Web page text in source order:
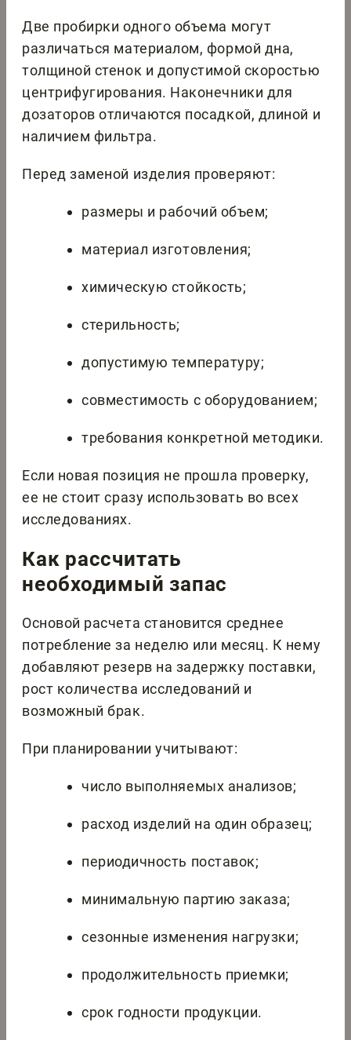
Две пробирки одного объема могут
различаться материалом, формой дна,
толщиной стенок и допустимой скоростью
центрифугирования. Наконечники для
дозаторов отличаются посадкой, длиной и
наличием фильтра.
Перед заменой изделия проверяют:
размеры и рабочий объем;
материал изготовления;
химическую стойкость;
стерильность;
допустимую температуру;
совместимость с оборудованием;
требования конкретной методики.
Если новая позиция не прошла проверку,
ее не стоит сразу использовать во всех
исследованиях.
Как рассчитать
необходимый запас
Основой расчета становится среднее
потребление за неделю или месяц. К нему
добавляют резерв на задержку поставки,
рост количества исследований и
возможный брак.
При планировании учитывают:
число выполняемых анализов;
расход изделий на один образец;
периодичность поставок;
минимальную партию заказа;
сезонные изменения нагрузки;
продолжительность приемки;
срок годности продукции.